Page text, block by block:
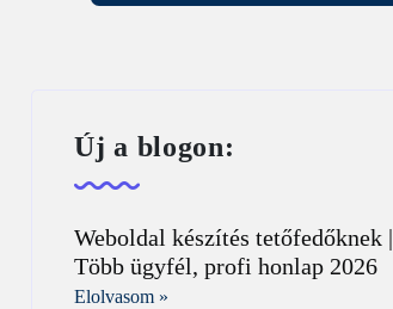
Új a blogon:
Weboldal készítés tetőfedőknek |
Több ügyfél, profi honlap 2026
Elolvasom »